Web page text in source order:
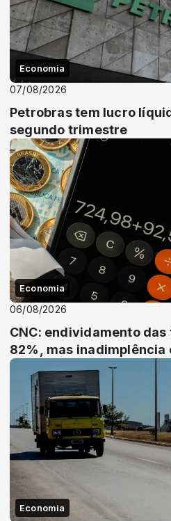
Economia
07/08/2026
Petrobras tem lucro
segundo trimestre
Economia
06/08/2026
CNC: endividamento
82%, mas inadimplência
Economia